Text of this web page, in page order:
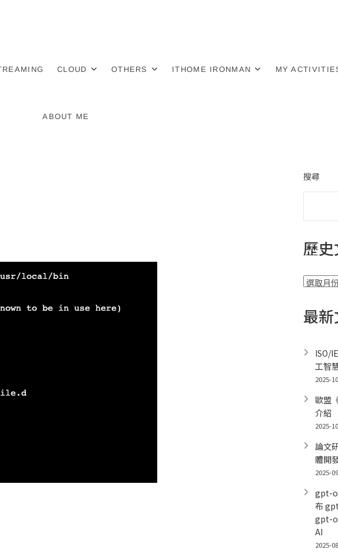
CLOUD OTHERS ITHOME IRONMAN MY
ABOUT ME
搜尋
歷
彙
最
ISO/
工智
2025-
歐盟
介紹
2025-
論文
體開
2025-
gpt-
布
gpt-
AI
2025-